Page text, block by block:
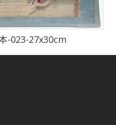
-023-27x30cm